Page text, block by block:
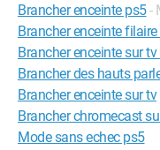
Brancher enceinte ps5-
Brancher enceinte
Brancher enceinte sur
Brancher des hauts
Brancher enceinte sur tv
Brancher chromecast
Mode sans echec ps5